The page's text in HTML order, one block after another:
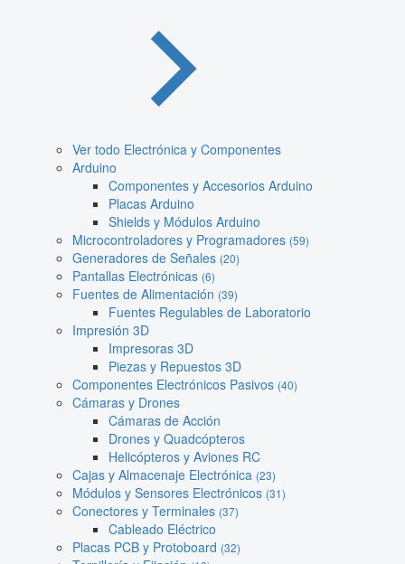
Ver todo Electrónica y Componentes
Arduino
Componentes y Accesorios Arduino
Placas Arduino
Shields y Módulos Arduino
Microcontroladores y Programadores (59)
Generadores de Señales (20)
Pantallas Electrónicas (6)
Fuentes de Alimentación (39)
Fuentes Regulables de Laboratorio
Impresión 3D
Impresoras 3D
Piezas y Repuestos 3D
Componentes Electrónicos Pasivos (40)
Cámaras y Drones
Cámaras de Acción
Drones y Quadcópteros
Helicópteros y Aviones RC
Cajas y Almacenaje Electrónica (23)
Módulos y Sensores Electrónicos (31)
Conectores y Terminales (37)
Cableado Eléctrico
Placas PCB y Protoboard (32)